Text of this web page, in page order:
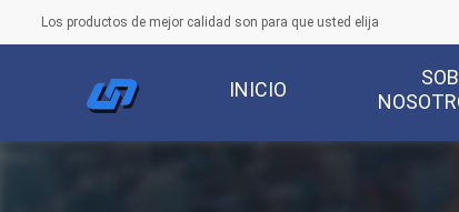
Los productos de mejor calidad son para que usted elija
INICIO